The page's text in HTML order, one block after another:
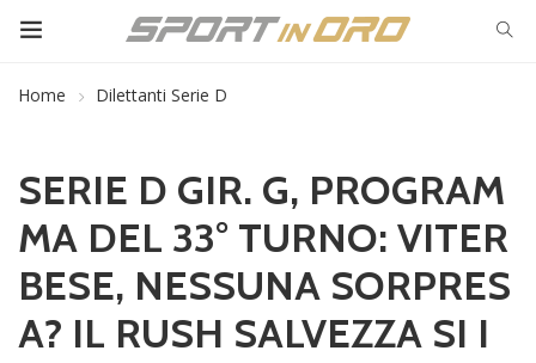
Home Dilettanti Serie D
SERIE D GIR. G, PROGRAM
MA DEL 33° TURNO: VITER
BESE, NESSUNA SORPRES
A? IL RUSH SALVEZZA SI I